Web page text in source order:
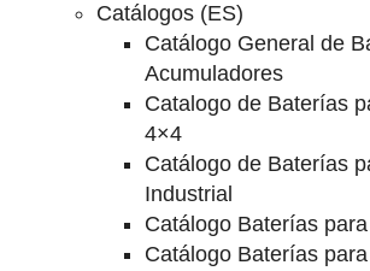
Catálogos (ES)
Catálogo General de
Acumuladores
Catalogo de Baterías
4×4
Catálogo de Baterías
Industrial
Catálogo Baterías
Catálogo Baterías